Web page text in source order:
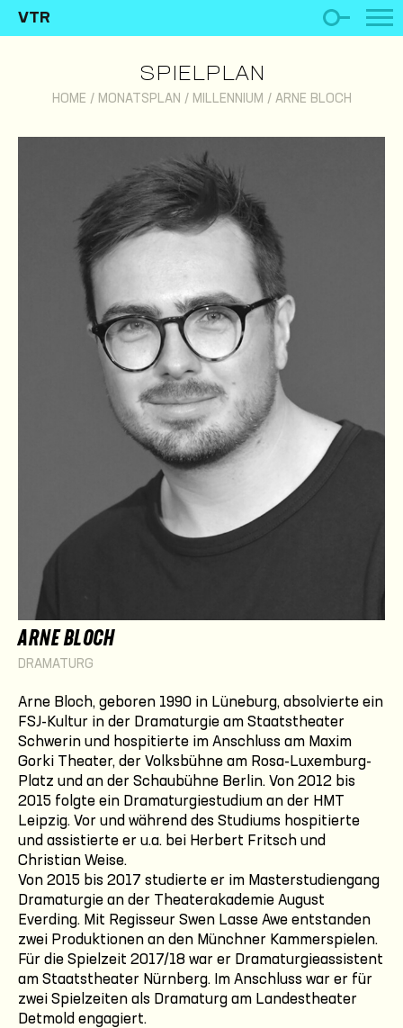
VTR
SPIELPLAN
HOME / MONATSPLAN / MILLENNIUM / ARNE BLOCH
ARNE BLOCH
DRAMATURG
Arne Bloch, geboren 1990 in Lüneburg, absolvierte ein
FSJ-Kultur in der Dramaturgie am Staatstheater
Schwerin und hospitierte im Anschluss am Maxim
Gorki Theater, der Volksbühne am Rosa-Luxemburg-
Platz und an der Schaubühne Berlin. Von 2012 bis
2015 folgte ein Dramaturgiestudium an der HMT
Leipzig. Vor und während des Studiums hospitierte
und assistierte er u.a. bei Herbert Fritsch und
Christian Weise.
Von 2015 bis 2017 studierte er im Masterstudiengang
Dramaturgie an der Theaterakademie August
Everding. Mit Regisseur Swen Lasse Awe entstanden
zwei Produktionen an den Münchner Kammerspielen.
Für die Spielzeit 2017/18 war er Dramaturgieassistent
am Staatstheater Nürnberg. Im Anschluss war er für
zwei Spielzeiten als Dramaturg am Landestheater
Detmold engagiert.